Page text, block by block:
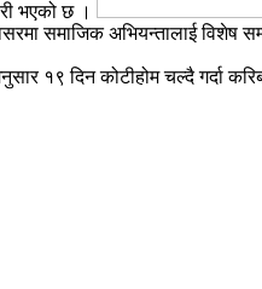
भएको छ ।
समाजिक अभियन्तालाई विशेष
१९ दिन कोटीहोम चल्दै गर्दा